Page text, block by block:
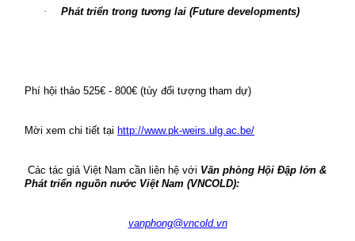
· Phát triển trong tương lai (Future developments)
Phí hội thảo 525€ - 800€ (tùy đối tượng tham dự)
Mời xem chi tiết tại http://www.pk-weirs.ulg.ac.be/
Các tác giả Việt Nam cần liên hệ với Văn phòng Hội Đập lớn &
Phát triển nguồn nước Việt Nam (VNCOLD):
vanphong@vncold.vn